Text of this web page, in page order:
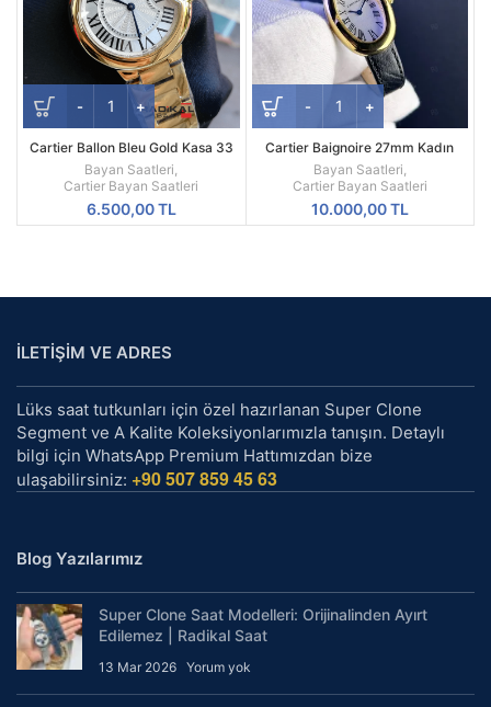
Cartier Ballon Bleu Gold Kasa 33
MM Replika Bayan Kol Saati
Bayan Saatleri
Cartier Bayan Saatleri
6.500,00TL
Cartier Baignoire 27mm Kadın
Quartz Saat – Oval Altın Kasa,
Beyaz Roma Kadran Siyah Deri
Kayış
Bayan Saatleri
Cartier Bayan Saatleri
10.000,00TL
İLETİŞİM VE ADRES
Lüks saat tutkunları için özel hazırlanan Super Clone
Segment ve A Kalite Koleksiyonlarımızla tanışın. Detaylı
bilgi için WhatsApp Premium Hattımızdan bize
ulaşabilirsiniz: +90 507 859 45 63
Blog Yazılarımız
Super Clone Saat Modelleri: Orijinalinden Ayırt
Edilemez | Radikal Saat
13 Mar 2026 Yorum yok